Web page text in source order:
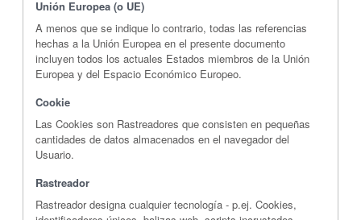
Unión Europea (o UE)
A menos que se indique lo contrario, todas las referencias
hechas a la Unión Europea en el presente documento
incluyen todos los actuales Estados miembros de la Unión
Europea y del Espacio Económico Europeo.
Cookie
Las Cookies son Rastreadores que consisten en pequeñas
cantidades de datos almacenados en el navegador del
Usuario.
Rastreador
Rastreador designa cualquier tecnología - p.ej. Cookies,